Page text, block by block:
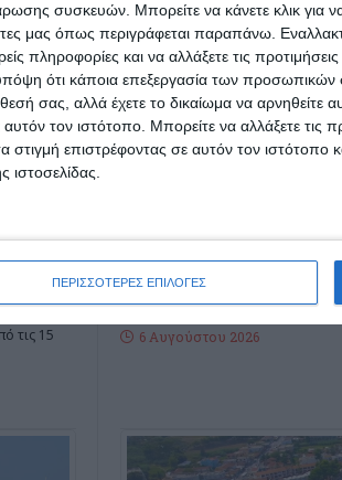
συσκευών. Μπορείτε να κάνετε κλικ για
μας όπως περιγράφεται παραπάνω.
πληροφορίες και να αλλάξετε τις
ότι κάποια επεξεργασία των προσωπικών
σας, αλλά έχετε το δικαίωμα να αρνηθείτε
αυτόν τον ιστότοπο. Μπορείτε να αλλάξετε τις
στιγμή επιστρέφοντας σε αυτόν τον ιστότοπο
ιστοσελίδας.
ΠΕΡΙΣΣΟΤΕΡΕΣ ΕΠΙΛΟΓΕΣ
σύμφωνα
τις 15
ΖΆΚΥΝΘΟΣ
Ελεύθερος με
Ιταλός που
τουρίστριας από την Ιταλία που
6 Αυγούστου 2026